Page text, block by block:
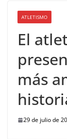
ATLETISMO
El
más
29 de julio de